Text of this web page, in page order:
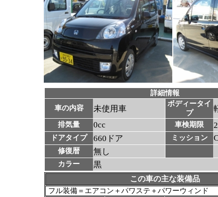
詳細情報
車の内容
未使用車
ボディータイ
プ
排気量 0cc 車検期限
ドアタイプ 660ドア ミッション
修復暦 無し
カラー 黒
この車の主な装備品
フル装備＝エアコン＋パワステ＋パワーウィンド